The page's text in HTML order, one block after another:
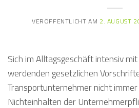
VERÖFFENTLICHT AM 2. AUGUST
Sich im Alltagsgeschäft intensiv
werdenden gesetzlichen
Transportunternehmer nicht
Nichteinhalten der